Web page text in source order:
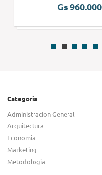
Gs 960.000
Categoria
Administracion General
Arquitectura
Economia
Marketing
Metodologia